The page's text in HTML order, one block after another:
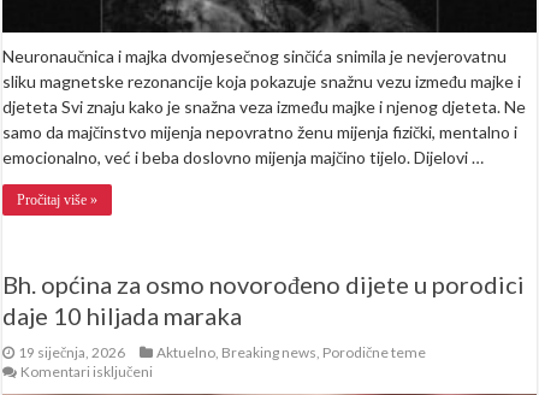
Neuronaučnica i majka dvomjesečnog sinčića snimila je nevjerovatnu
sliku magnetske rezonancije koja pokazuje snažnu vezu između majke i
djeteta Svi znaju kako je snažna veza između majke i njenog djeteta. Ne
samo da majčinstvo mijenja nepovratno ženu mijenja fizički, mentalno i
emocionalno, već i beba doslovno mijenja majčino tijelo. Dijelovi …
Pročitaj više »
Bh. općina za osmo novorođeno dijete u porodici
daje 10 hiljada maraka
19 siječnja, 2026 Aktuelno Breaking news Porodične teme
Komentari isključeni